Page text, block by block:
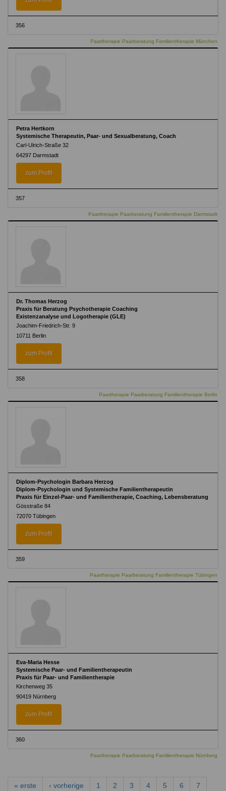
356
Paartherapie Paarberatung Familientherapie München
Petra Hertkorn
Systemische Therapeutin, Paar- und Sexualberatung, Coach
Carl-Ulrich-Straße 32
64297 Darmstadt
zum Profil
357
Paartherapie Paarberatung Familientherapie Darmstadt
Dr. Thomas Herzog
Praxis für Beratung Psychotherapie Coaching
Existenzanalyse und Logotherapie (GLE)
Joachim-Friedrich-Str. 9
10711 Berlin
zum Profil
358
Paartherapie Paarberatung Familientherapie Berlin
Diplom-Psychologin Barbara Herzog
Diplom-Psychologin und Systemische Familientherapeutin
Praxis für Einzel-Paar- und Familientherapie, Coaching, Lebensberatung
Gösstraße 84
72070 Tübingen
zum Profil
359
Paartherapie Paarberatung Familientherapie Tübingen
Eva-Maria Hesse
Systemische Paar- und Familientherapeutin
Praxis für Paar- und Familientherapie
Kirchenweg 35
90419 Nürnberg
zum Profil
360
Paartherapie Paarberatung Familientherapie Nürnberg
« erste ‹ vorherige 1 2 3 4 5 6 7